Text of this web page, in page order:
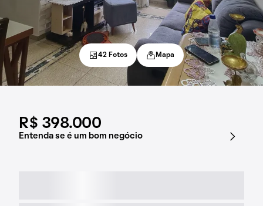
R$ 398.000
Entenda se é um bom negócio
42 Fotos Mapa